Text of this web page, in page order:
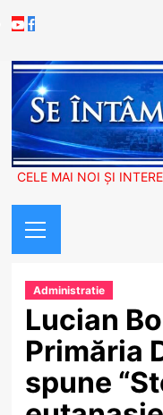
to
Youtube
Facebook
CELE MAI NOI ȘI
Menu
Administratie
Lucian
Primăria
spune